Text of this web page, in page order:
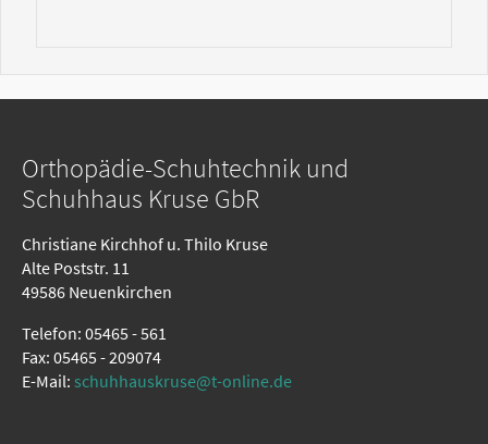
Orthopädie-Schuhtechnik und
Schuhhaus Kruse GbR
Christiane Kirchhof u. Thilo Kruse
Alte Poststr. 11
49586 Neuenkirchen
Telefon: 05465 - 561
Fax: 05465 - 209074
E-Mail: schuhhauskruse@t-online.de